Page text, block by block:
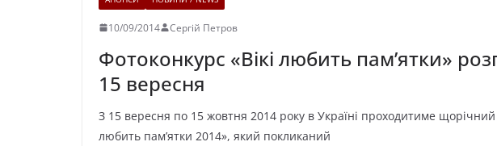
10/09/2014 Сергій Петров
Фотоконкурс «Вікі любить пам’ятки»
15 вересня
З 15 вересня по 15 жовтня 2014 року в Україні проходитиме
любить пам’ятки 2014», який покликаний